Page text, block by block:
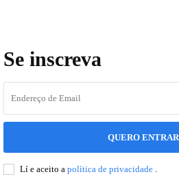
Se inscreva
QUERO ENTRAR
Lí e aceito a política de privacidade